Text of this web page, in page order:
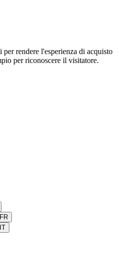
rendere l'esperienza di acquisto
per riconoscere il visitatore.